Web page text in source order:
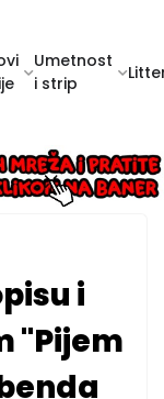
Umetnost
i strip
i
"Pijem